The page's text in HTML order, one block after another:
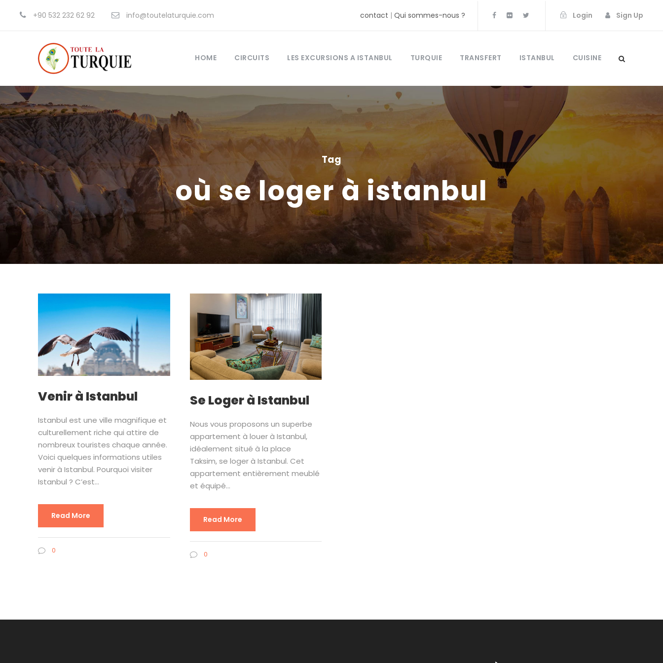
+90 532 232 62 92 info@toutelaturquie.com contact | Qui sommes-nous ? Login Sign Up
HOME CIRCUITS LES EXCURSIONS A ISTANBUL TURQUIE TRANSFERT ISTANBUL CUISINE
Tag
où se loger à istanbul
Venir à Istanbul
Istanbul est une ville magnifique et
culturellement riche qui attire de
nombreux touristes chaque année.
Voici quelques informations utiles
venir à Istanbul. Pourquoi visiter
Istanbul ? C’est...
Read More
0
Se Loger à Istanbul
Nous vous proposons un superbe
appartement à louer à Istanbul,
idéalement situé à la place
Taksim, se loger à Istanbul. Cet
appartement entièrement meublé
et équipé...
Read More
0